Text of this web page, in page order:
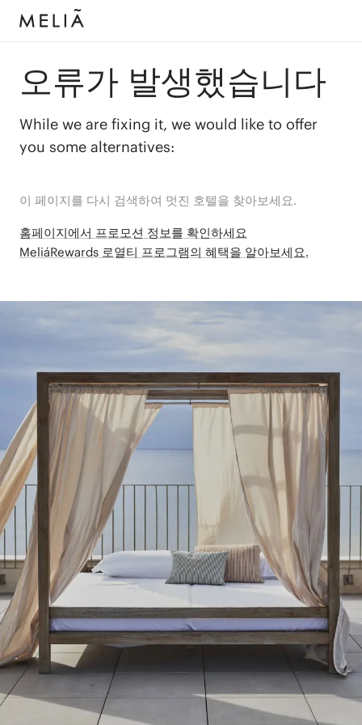
오류가 발생했습니다
While we are fixing it, we would like to offer
you some alternatives:
이 페이지를 다시 검색하여 멋진 호텔을 찾아보세요.
홈페이지에서 프로모션 정보를 확인하세요
MeliáRewards 로열티 프로그램의 혜택을 알아보세요.